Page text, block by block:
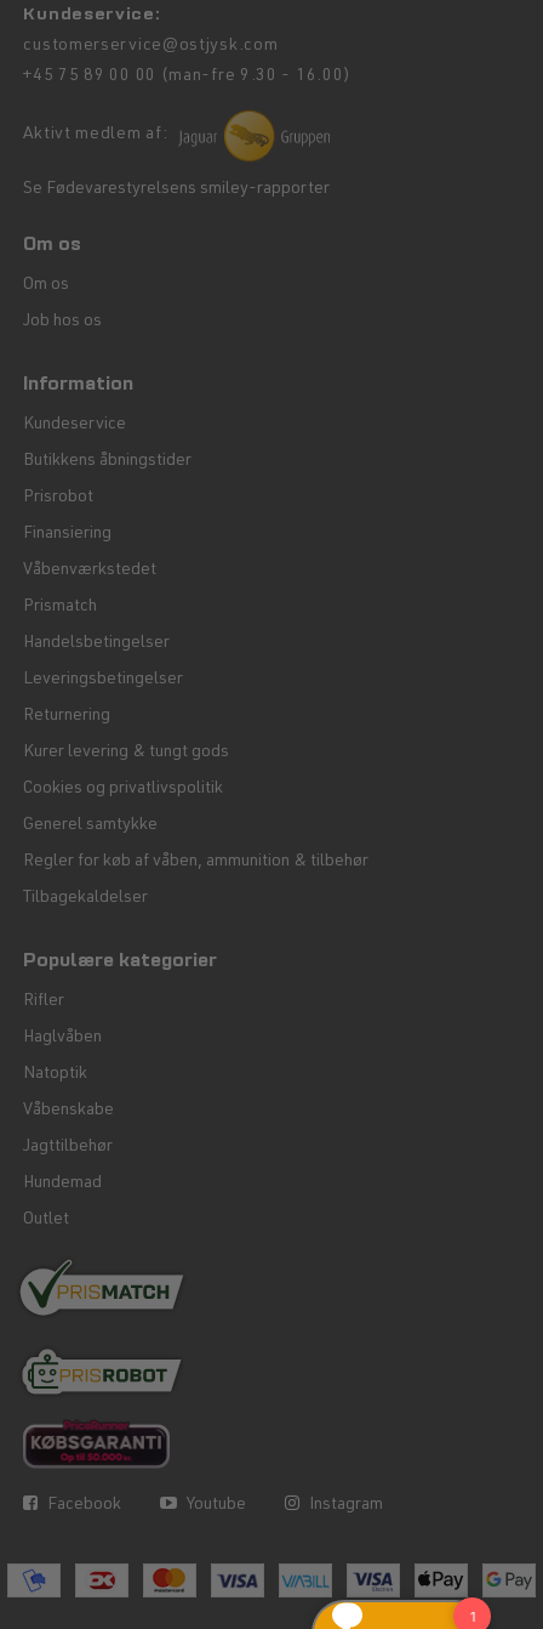
Kundeservice:
customerservice@ostjysk.com
+45 75 89 00 00 (man-fre 9.30 - 16.00)
Aktivt medlem af:
Se Fødevarestyrelsens smiley-rapporter
Om os
Om os
Job hos os
Information
Kundeservice
Butikkens åbningstider
Prisrobot
Finansiering
Våbenværkstedet
Prismatch
Handelsbetingelser
Leveringsbetingelser
Returnering
Kurer levering & tungt gods
Cookies og privatlivspolitik
Generel samtykke
Regler for køb af våben, ammunition & tilbehør
Tilbagekaldelser
Populære kategorier
Rifler
Haglvåben
Natoptik
Våbenskabe
Jagttilbehør
Hundemad
Outlet
Facebook Youtube Instagram